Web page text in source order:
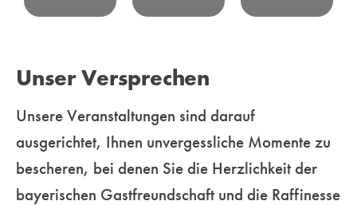
unterhaltsame
Mehr
Bayerns
beschwingten
vermitteln und
Genussmenschen.
Mehr
Unser Versprechen
Unsere Veranstaltungen sind darauf
ausgerichtet, Ihnen unvergessliche Momente zu
bescheren, bei denen Sie die Herzlichkeit der
bayerischen Gastfreundschaft und die Raffinesse